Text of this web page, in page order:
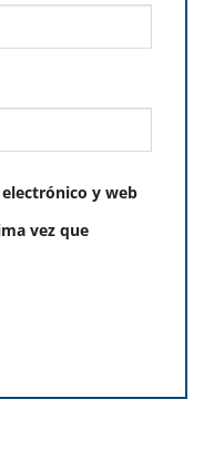
y web
vez que